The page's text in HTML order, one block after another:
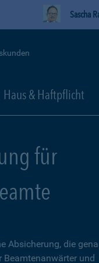
Sascha
Haus & Haftpflicht
für
Absicherung, die
Beamtenanwärter und